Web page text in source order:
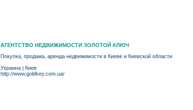
АГЕНТСТВО НЕДВИЖИМОСТИ ЗОЛОТОЙ КЛЮЧ
Покупка, продажа, аренда недвижимости в Киеве и Киевской области
Украина | Киев
http://www.goldkey.com.ua/